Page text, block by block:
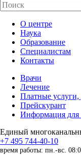
О центре
Наука
Образование
Специалистам
Контакты
Врачи
Лечение
Платные
Прейскурант
Информация для
Единый
+7 495 744-40-10
время работы: пн.-вс.